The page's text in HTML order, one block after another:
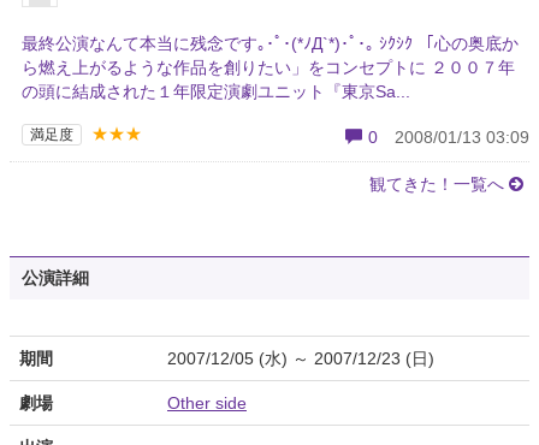
最終公演なんて本当に残念です｡･ﾟ･(*ﾉД`*)･ﾟ･｡ ｼｸｼｸ 「心の奥底か
ら燃え上がるような作品を創りたい」をコンセプトに ２００７年
の頭に結成された１年限定演劇ユニット『東京Sa...
満足度 ★★★ 0 2008/01/13 03:09
観てきた！一覧へ
公演詳細
期間 2007/12/05 (水) ～ 2007/12/23 (日)
劇場 Other side